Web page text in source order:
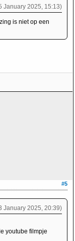
January 2025, 15:13)
is niet op een
#5
January 2025, 20:39)
youtube filmpje